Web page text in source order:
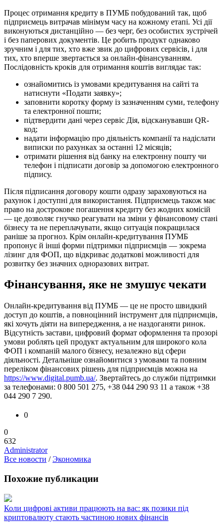
Процес отримання кредиту в ПУМБ побудований так, щоб
підприємець витрачав мінімум часу на кожному етапі. Усі дії
виконуються дистанційно — без черг, без особистих зустрічей
і без паперових документів. Це робить продукт однаково
зручним і для тих, хто вже звик до цифрових сервісів, і для
тих, хто вперше звертається за онлайн-фінансуванням.
Послідовність кроків для отримання коштів виглядає так:
ознайомитись із умовами кредитування на сайті та
натиснути «Подати заявку»;
заповнити коротку форму із зазначенням суми, телефону
та електронної пошти;
підтвердити дані через сервіс Дія, відсканувавши QR-
код;
надати інформацію про діяльність компанії та надіслати
виписки по рахунках за останні 12 місяців;
отримати рішення від банку на електронну пошту чи
телефон і підписати договір за допомогою електронного
підпису.
Після підписання договору кошти одразу зараховуються на
рахунок і доступні для використання. Підприємець також має
право на дострокове погашення кредиту без жодних комісій
— це дозволяє гнучко реагувати на зміни у фінансовому стані
бізнесу та не переплачувати, якщо ситуація покращилася
раніше за прогноз. Крім онлайн-кредитування ПУМБ
пропонує й інші форми підтримки підприємців — зокрема
лізинг для ФОП, що відкриває додаткові можливості для
розвитку без значних одноразових витрат.
Фінансування, яке не змушує чекати
Онлайн-кредитування від ПУМБ — це не просто швидкий
доступ до коштів, а повноцінний інструмент для підприємців,
які хочуть діяти на випередження, а не наздоганяти ринок.
Відсутність застави, цифровий формат оформлення та прозорі
умови роблять цей продукт актуальним для широкого кола
ФОП і компаній малого бізнесу, незалежно від сфери
діяльності. Детальніше ознайомитися з умовами та повним
переліком фінансових рішень для підприємців можна на
https://www.digital.pumb.ua/. Звертайтесь до служби підтримки
за телефонами: 0 800 501 275, +38 044 290 93 11 а також +38
044 290 7 290.
0
0
632
Administrator
Все новости /Экономика
Похожие публикации
Коли цифрові активи працюють на вас: як позики під
криптовалюту стають частиною нових фінансів